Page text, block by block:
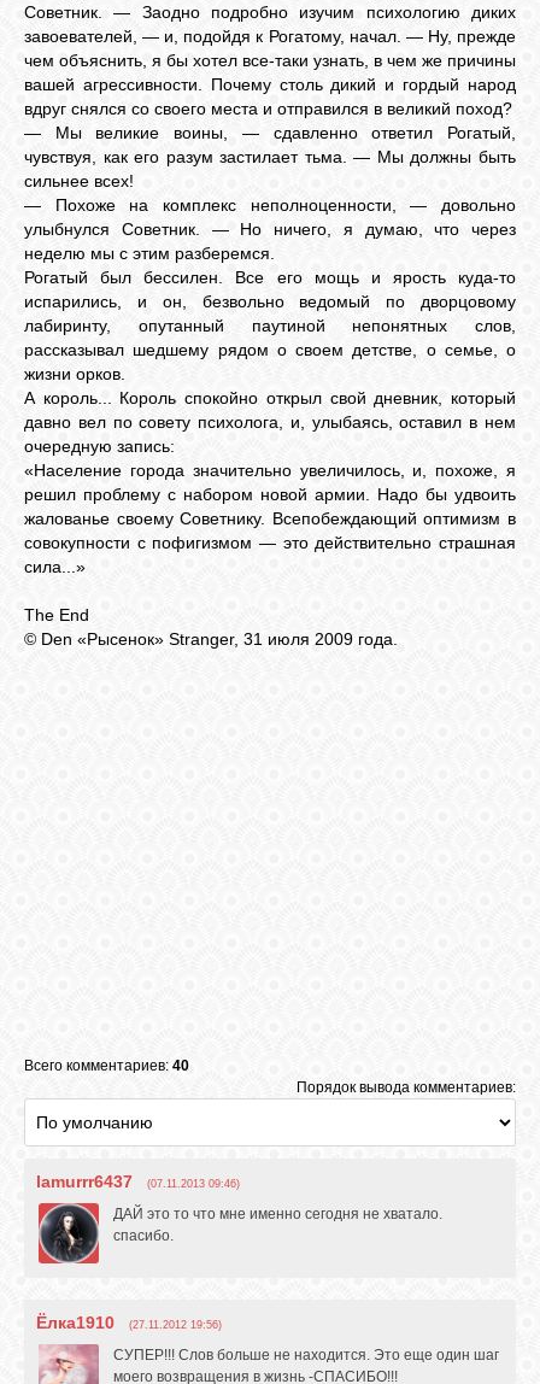
Советник. — Заодно подробно изучим психологию диких
завоевателей, — и, подойдя к Рогатому, начал. — Ну, прежде
чем объяснить, я бы хотел все-таки узнать, в чем же причины
вашей агрессивности. Почему столь дикий и гордый народ
вдруг снялся со своего места и отправился в великий поход?
— Мы великие воины, — сдавленно ответил Рогатый,
чувствуя, как его разум застилает тьма. — Мы должны быть
сильнее всех!
— Похоже на комплекс неполноценности, — довольно
улыбнулся Советник. — Но ничего, я думаю, что через
неделю мы с этим разберемся.
Рогатый был бессилен. Все его мощь и ярость куда-то
испарились, и он, безвольно ведомый по дворцовому
лабиринту, опутанный паутиной непонятных слов,
рассказывал шедшему рядом о своем детстве, о семье, о
жизни орков.
А король... Король спокойно открыл свой дневник, который
давно вел по совету психолога, и, улыбаясь, оставил в нем
очередную запись:
«Население города значительно увеличилось, и, похоже, я
решил проблему с набором новой армии. Надо бы удвоить
жалованье своему Советнику. Всепобеждающий оптимизм в
совокупности с пофигизмом — это действительно страшная
сила...»
The End
© Den «Рысенок» Stranger, 31 июля 2009 года.
Всего комментариев: 40
Порядок вывода комментариев:
lamurrr6437 (07.11.2013 09:46)
ДАЙ это то что мне именно сегодня не хватало.
спасибо.
Ёлка1910 (27.11.2012 19:56)
СУПЕР!!! Слов больше не находится. Это еще один шаг
моего возвращения в жизнь -СПАСИБО!!!